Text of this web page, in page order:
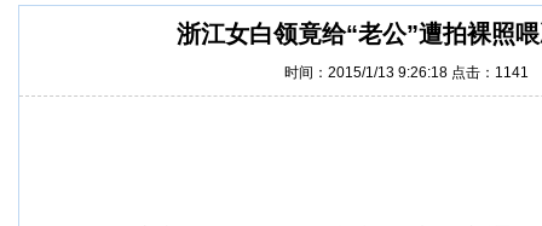
浙江女白领竟给“老公”遭拍裸照
时间：2015/1/13 9:26:18 点击： 1141